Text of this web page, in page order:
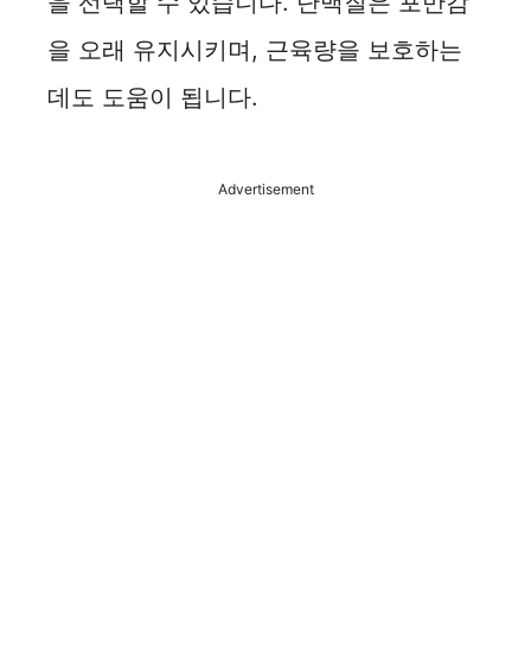
을 오래 유지시키며, 근육량을 보호하는
데도 도움이 됩니다.
Advertisement